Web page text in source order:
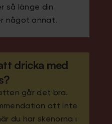
så länge din
något annat.
dricka med
går det bra.
att inte
du har skenorna i